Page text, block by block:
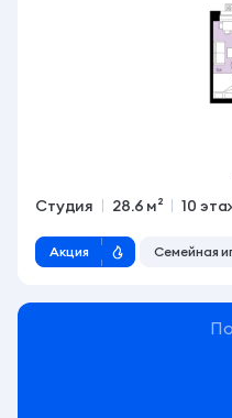
Студия 28.6 м² 10
Акция Семейная